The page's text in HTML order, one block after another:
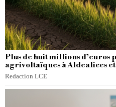
Plus de huit millions d’euros
agrivoltaïques à Aldealices
Redaction LCE